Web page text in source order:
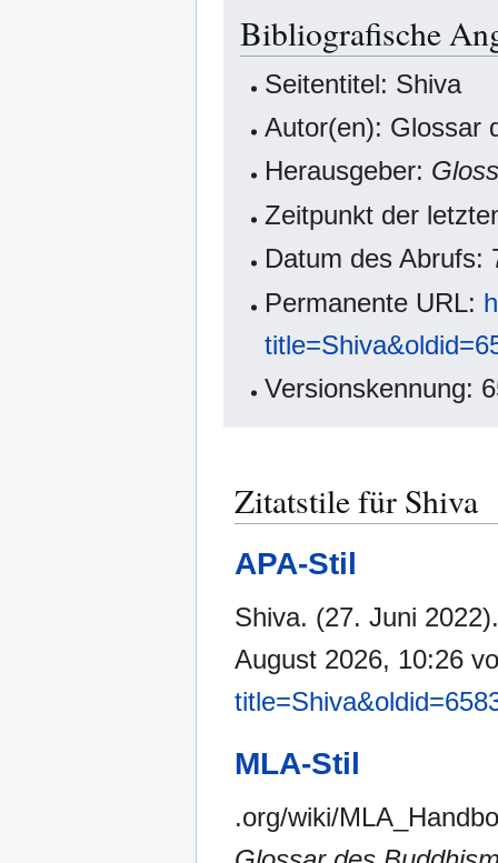
Bibliografische
Seitentitel: Shiva
Autor(en): Glossar
Herausgeber:
Zeitpunkt der
Datum des Abrufs:
Permanente URL:
Versionskennung:
Zitatstile für Shiva
APA-Stil
Shiva. (27. Juni
August 2026, 10:26
MLA-Stil
.org/wiki/